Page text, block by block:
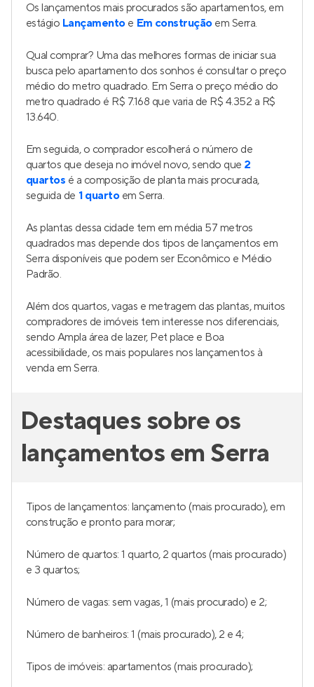
Os lançamentos mais procurados são apartamentos, em
estágio Lançamento e Em construção em Serra.
Qual comprar? Uma das melhores formas de iniciar sua
busca pelo apartamento dos sonhos é consultar o preço
médio do metro quadrado. Em Serra o preço médio do
metro quadrado é R$ 7.168 que varia de R$ 4.352 a R$
13.640.
Em seguida, o comprador escolherá o número de
quartos que deseja no imóvel novo, sendo que 2
quartos é a composição de planta mais procurada,
seguida de 1 quartoem Serra.
As plantas dessa cidade tem em média 57 metros
quadrados mas depende dos tipos de lançamentos em
Serra disponíveis que podem ser Econômico e Médio
Padrão.
Além dos quartos, vagas e metragem das plantas, muitos
compradores de imóveis tem interesse nos diferenciais,
sendo Ampla área de lazer, Pet place e Boa
acessibilidade, os mais populares nos lançamentos à
venda em Serra.
Destaques sobre os
lançamentos em Serra
Tipos de lançamentos: lançamento (mais procurado), em
construção e pronto para morar;
Número de quartos: 1 quarto, 2 quartos (mais procurado)
e 3 quartos;
Número de vagas: sem vagas, 1 (mais procurado) e 2;
Número de banheiros: 1 (mais procurado), 2 e 4;
Tipos de imóveis: apartamentos (mais procurado);